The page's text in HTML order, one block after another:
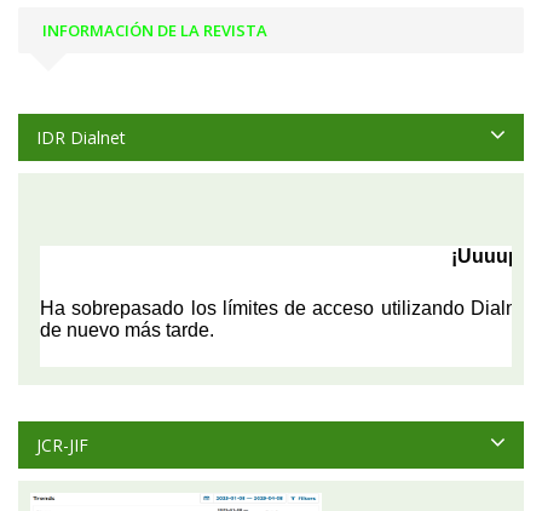
INFORMACIÓN DE LA REVISTA
IDR Dialnet
JCR-JIF